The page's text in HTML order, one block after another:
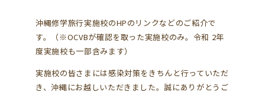
このサイトについて 情報掲載について
プライバシーポリシー
沖縄修学旅行実施校のHPのリンクなどのご紹介で
す。（※OCVBが確認を取った実施校のみ。令和 2年
度実施校も一部含みます）
実施校の皆さまには感染対策をきちんと行っていただ
き、沖縄にお越しいただきました。誠にありがとうご